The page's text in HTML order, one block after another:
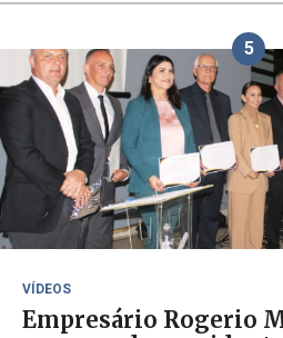
5
VÍDEOS
Empresário Rogerio